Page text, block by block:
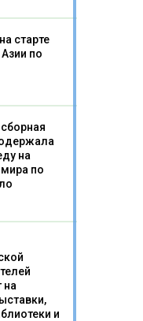
старте
по
на
по
на
и